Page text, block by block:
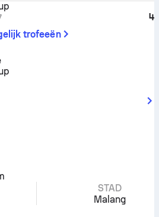
4
trofeeën
STAD
Malang